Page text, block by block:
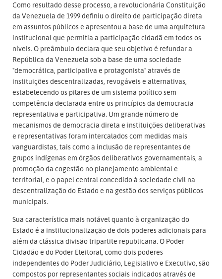
Como resultado desse processo, a revolucionária Constituição
da Venezuela de 1999 definiu o direito de participação direta
em assuntos públicos e apresentou a base de uma arquitetura
institucional que permitia a participação cidadã em todos os
níveis. O preâmbulo declara que seu objetivo é refundar a
República da Venezuela sob a base de uma sociedade
"democrática, participativa e protagonista" através de
instituições descentralizadas, revogáveis e alternativas,
estabelecendo os pilares de um sistema político sem
competência declarada entre os princípios da democracia
representativa e participativa. Um grande número de
mecanismos de democracia direta e instituições deliberativas
e representativas foram intercalados com medidas mais
vanguardistas, tais como a inclusão de representantes de
grupos indígenas em órgãos deliberativos governamentais, a
promoção da cogestão no planejamento ambiental e
territorial, e o papel central concedido à sociedade civil na
descentralização do Estado e na gestão dos serviços públicos
municipais.
Sua característica mais notável quanto à organização do
Estado é a institucionalização de dois poderes adicionais para
além da clássica divisão tripartite republicana. O Poder
Cidadão e do Poder Eleitoral, como dois poderes
independentes do Poder Judiciário, Legislativo e Executivo, são
compostos por representantes sociais indicados através de